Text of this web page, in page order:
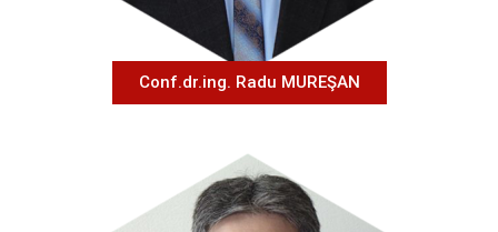
Conf.dr.ing. Radu MUREŞAN